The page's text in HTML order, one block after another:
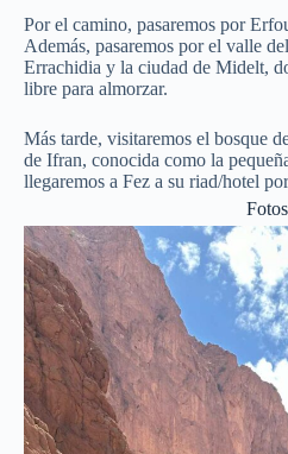
Por el camino, pasaremos por
Además, pasaremos por el valle
Errachidia y la ciudad de Midelt,
libre para almorzar.
Más tarde, visitaremos el bosque
de Ifran, conocida como la
llegaremos a Fez a su riad/hotel
Fotos